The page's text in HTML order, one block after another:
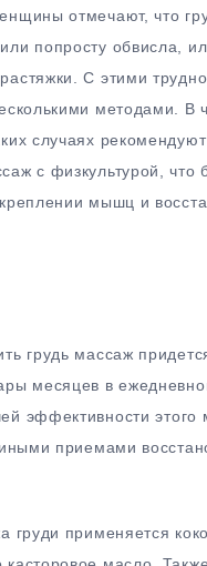
отмечают, что
попросту обвисла,
С этими
методами. В
случаях рекомендуют
с физкультурой, что
мышц и
грудь массаж
месяцев в
эффективности этого
иными приемами
груди применяется